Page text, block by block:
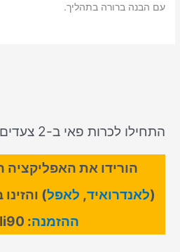
עם הבנה ברורה בתהליך.
התחילו לכרות פאי ב-2 צעדים פשוטים
הורידו את
(לאנדרואיד, לאפל)
ההזמנה: shauli90